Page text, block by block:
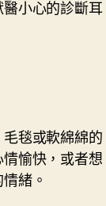
小心的診斷耳
毯或軟綿綿的
愉快，或者想
緒。